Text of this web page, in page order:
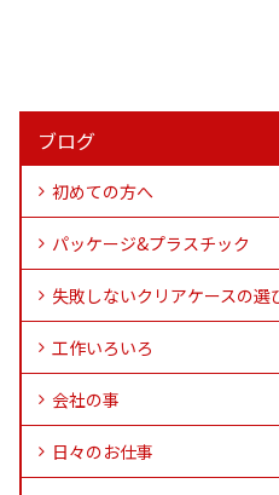
ブログ
初めての方へ
パッケージ&プラスチック
失敗しないクリアケースの選
工作いろいろ
会社の事
日々のお仕事